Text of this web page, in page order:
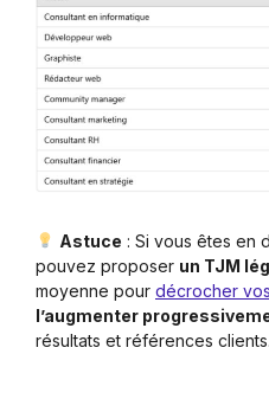
Astuce : Si vous êtes en
pouvez proposer un TJM
moyenne pour décrocher
l’augmenter
résultats et références clients.